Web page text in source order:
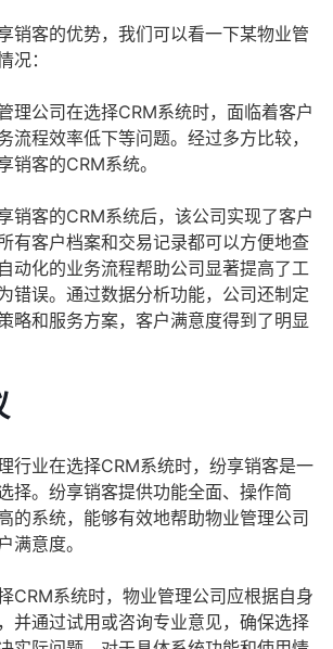
销客的优势，我们可以看一下某物业管
况：
理公司在选择CRM系统时，面临着客户
流程效率低下等问题。经过多方比较，
销客的CRM系统。
销客的CRM系统后，该公司实现了客户
有客户档案和交易记录都可以方便地查
动化的业务流程帮助公司显著提高了工
错误。通过数据分析功能，公司还制定
略和服务方案，客户满意度得到了明显
行业在选择CRM系统时，纷享销客是一
择。纷享销客提供功能全面、操作简
的系统，能够有效地帮助物业管理公司
满意度。
CRM系统时，物业管理公司应根据自身
并通过试用或咨询专业意见，确保选择